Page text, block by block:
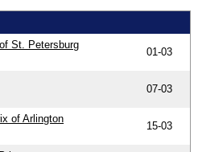
St. Petersburg
01-03
07-03
of Arlington
15-03